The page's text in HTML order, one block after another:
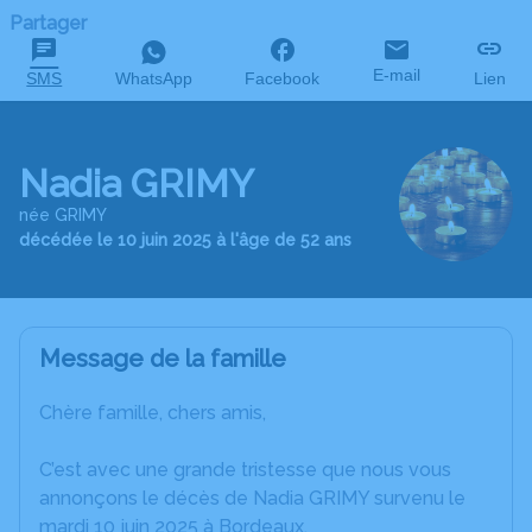
Partager
SMS WhatsApp Facebook E-mail Lien
Nadia GRIMY
née GRIMY
décédée le 10 juin 2025 à l'âge de 52 ans
Message de la famille
Chère famille, chers amis,
C’est avec une grande tristesse que nous vous
annonçons le décès de Nadia GRIMY survenu le
mardi 10 juin 2025 à Bordeaux.